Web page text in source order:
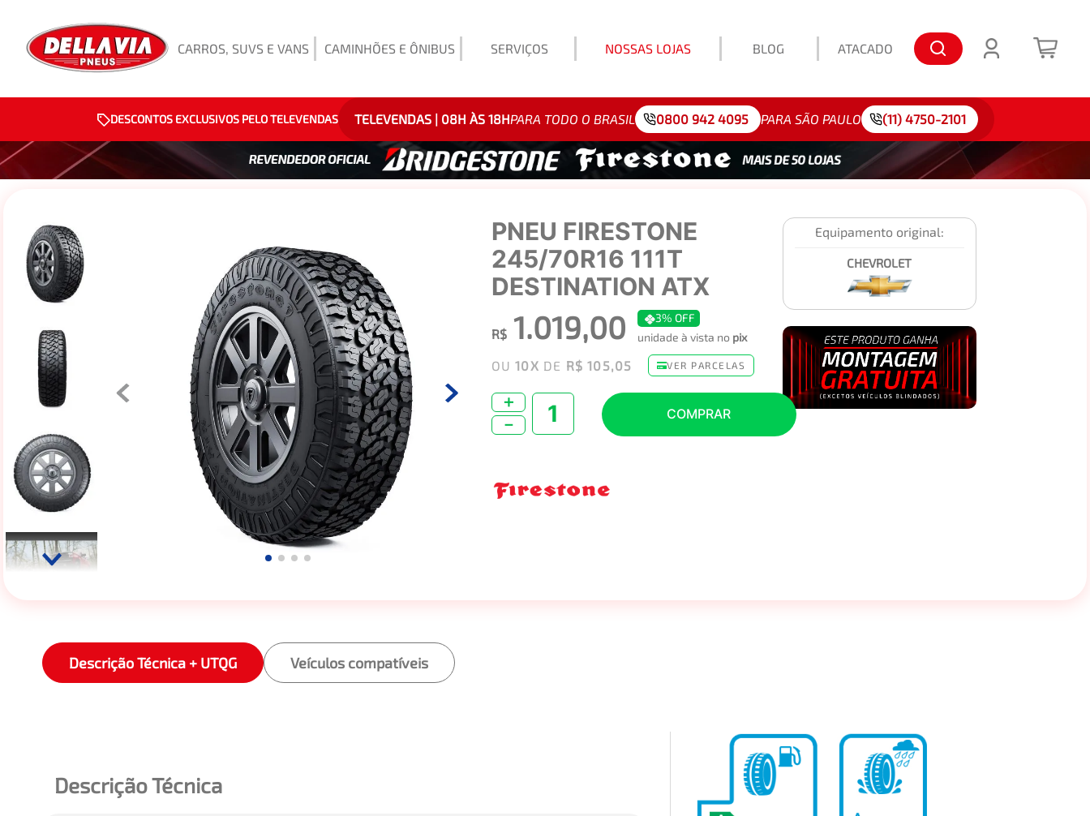
CARROS, SUVS E VANS CAMINHÕES E ÔNIBUS SERVIÇOS NOSSAS LOJAS BLOG ATACADO
Exemplo: 175/65R15
DESCONTOS EXCLUSIVOS PELO TELEVENDAS TELEVENDAS | 08H ÀS 18HPARA TODO O BRASIL 0800 942 4095 PARA SÃO PAULO (11) 4750-2101
PNEU FIRESTONE
245/70R16 111T
DESTINATION ATX
Equipamento original:
CHEVROLET
R$ 1.019,00 3% OFF
unidade à vista no pix
OU10X DE R$ 105,05 VER PARCELAS
＋
－
COMPRAR
Descrição Técnica + UTQG Veículos compatíveis
Descrição Técnica